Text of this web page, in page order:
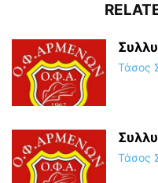
Τάσος
Τάσος